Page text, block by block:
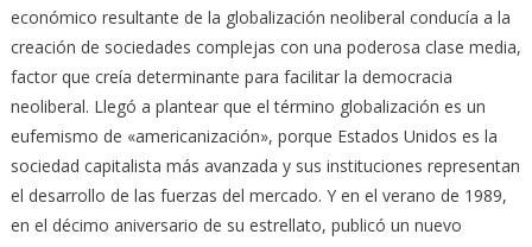
económico resultante de la globalización neoliberal conducía a la
creación de sociedades complejas con una poderosa clase media,
factor que creía determinante para facilitar la democracia
neoliberal. Llegó a plantear que el término globalización es un
eufemismo de «americanización», porque Estados Unidos es la
sociedad capitalista más avanzada y sus instituciones representan
el desarrollo de las fuerzas del mercado. Y en el verano de 1989,
en el décimo aniversario de su estrellato, publicó un nuevo